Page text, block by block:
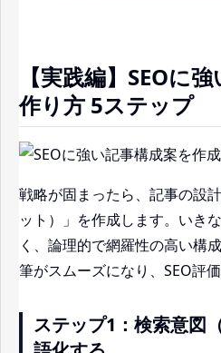
【実践編】SEOに
作り方 5ステップ
戦略が固まったら、記事の設
ット）」を作成します。いき
く、論理的で網羅性の高い構
筆がスムーズになり、SEO評価
ステップ1：検索意図